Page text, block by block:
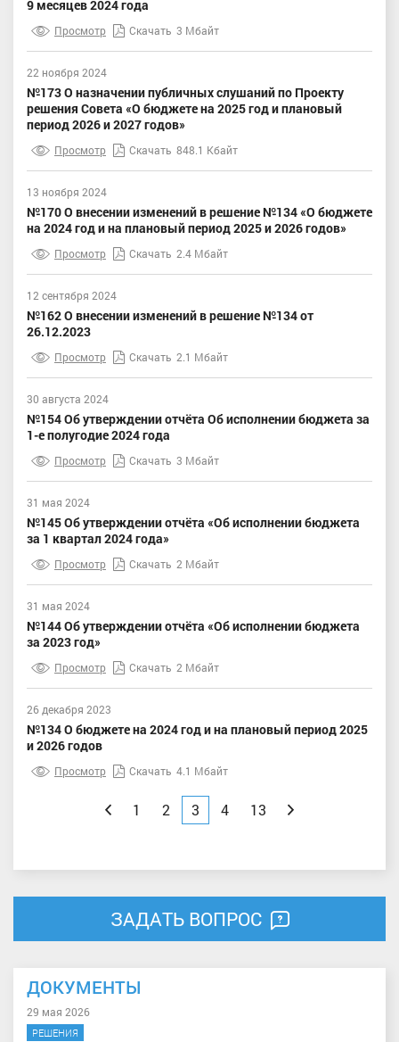
9 месяцев 2024 года
Просмотр Скачать 3 Мбайт
22 ноября 2024
№173 О назначении публичных слушаний по Проекту
решения Совета «О бюджете на 2025 год и плановый
период 2026 и 2027 годов»
Просмотр Скачать 848.1 Кбайт
13 ноября 2024
№170 О внесении изменений в решение №134 «О бюджете
на 2024 год и на плановый период 2025 и 2026 годов»
Просмотр Скачать 2.4 Мбайт
12 сентября 2024
№162 О внесении изменений в решение №134 от
26.12.2023
Просмотр Скачать 2.1 Мбайт
30 августа 2024
№154 Об утверждении отчёта Об исполнении бюджета за
1-е полугодие 2024 года
Просмотр Скачать 3 Мбайт
31 мая 2024
№145 Об утверждении отчёта «Об исполнении бюджета
за 1 квартал 2024 года»
Просмотр Скачать 2 Мбайт
31 мая 2024
№144 Об утверждении отчёта «Об исполнении бюджета
за 2023 год»
Просмотр Скачать 2 Мбайт
26 декабря 2023
№134 О бюджете на 2024 год и на плановый период 2025
и 2026 годов
Просмотр Скачать 4.1 Мбайт
Назад
1 2 3 4 13 Вперед
ЗАДАТЬ ВОПРОС
ДОКУМЕНТЫ
29 мая 2026
РЕШЕНИЯ